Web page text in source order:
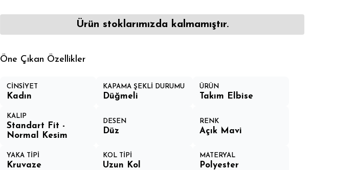
Ürün stoklarımızda kalmamıştır.
Öne Çıkan Özellikler
CİNSİYET
Kadın
KAPAMA ŞEKLİ DURUMU
Düğmeli
ÜRÜN
Takım Elbise
KALIP
Standart Fit -
Normal Kesim
DESEN
Düz
RENK
Açık Mavi
YAKA TİPİ
Kruvaze
KOL TİPİ
Uzun Kol
MATERYAL
Polyester